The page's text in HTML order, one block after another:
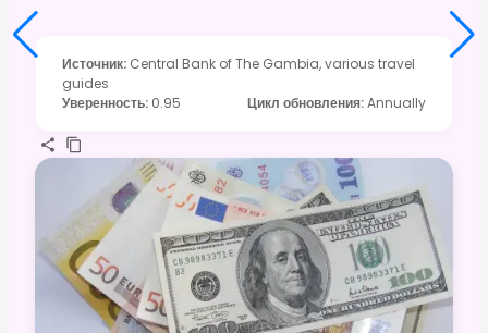
Источник: Central Bank of The Gambia, various travel
guides
Уверенность: 0.95 Цикл обновления:Annually